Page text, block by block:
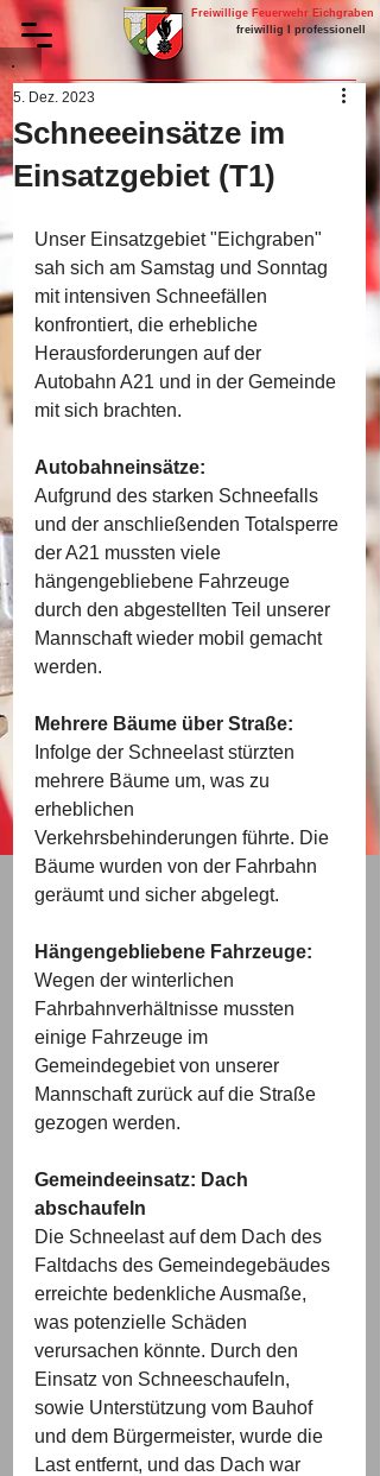
Freiwillige Feuerwehr Eichgraben
freiwillig I professionell
Schneeeinsätze im
Einsatzgebiet (T1)
5. Dez. 2023
Unser Einsatzgebiet "Eichgraben"
sah sich am Samstag und Sonntag
mit intensiven Schneefällen
konfrontiert, die erhebliche
Herausforderungen auf der
Autobahn A21 und in der Gemeinde
mit sich brachten.
Autobahneinsätze:
Aufgrund des starken Schneefalls
und der anschließenden Totalsperre
der A21 mussten viele
hängengebliebene Fahrzeuge
durch den abgestellten Teil unserer
Mannschaft wieder mobil gemacht
werden.
Mehrere Bäume über Straße:
Infolge der Schneelast stürzten
mehrere Bäume um, was zu
erheblichen
Verkehrsbehinderungen führte. Die
Bäume wurden von der Fahrbahn
geräumt und sicher abgelegt.
Hängengebliebene Fahrzeuge:
Wegen der winterlichen
Fahrbahnverhältnisse mussten
einige Fahrzeuge im
Gemeindegebiet von unserer
Mannschaft zurück auf die Straße
gezogen werden.
Gemeindeeinsatz: Dach
abschaufeln
Die Schneelast auf dem Dach des
Faltdachs des Gemeindegebäudes
erreichte bedenkliche Ausmaße,
was potenzielle Schäden
verursachen könnte. Durch den
Einsatz von Schneeschaufeln,
sowie Unterstützung vom Bauhof
und dem Bürgermeister, wurde die
Last entfernt, und das Dach war